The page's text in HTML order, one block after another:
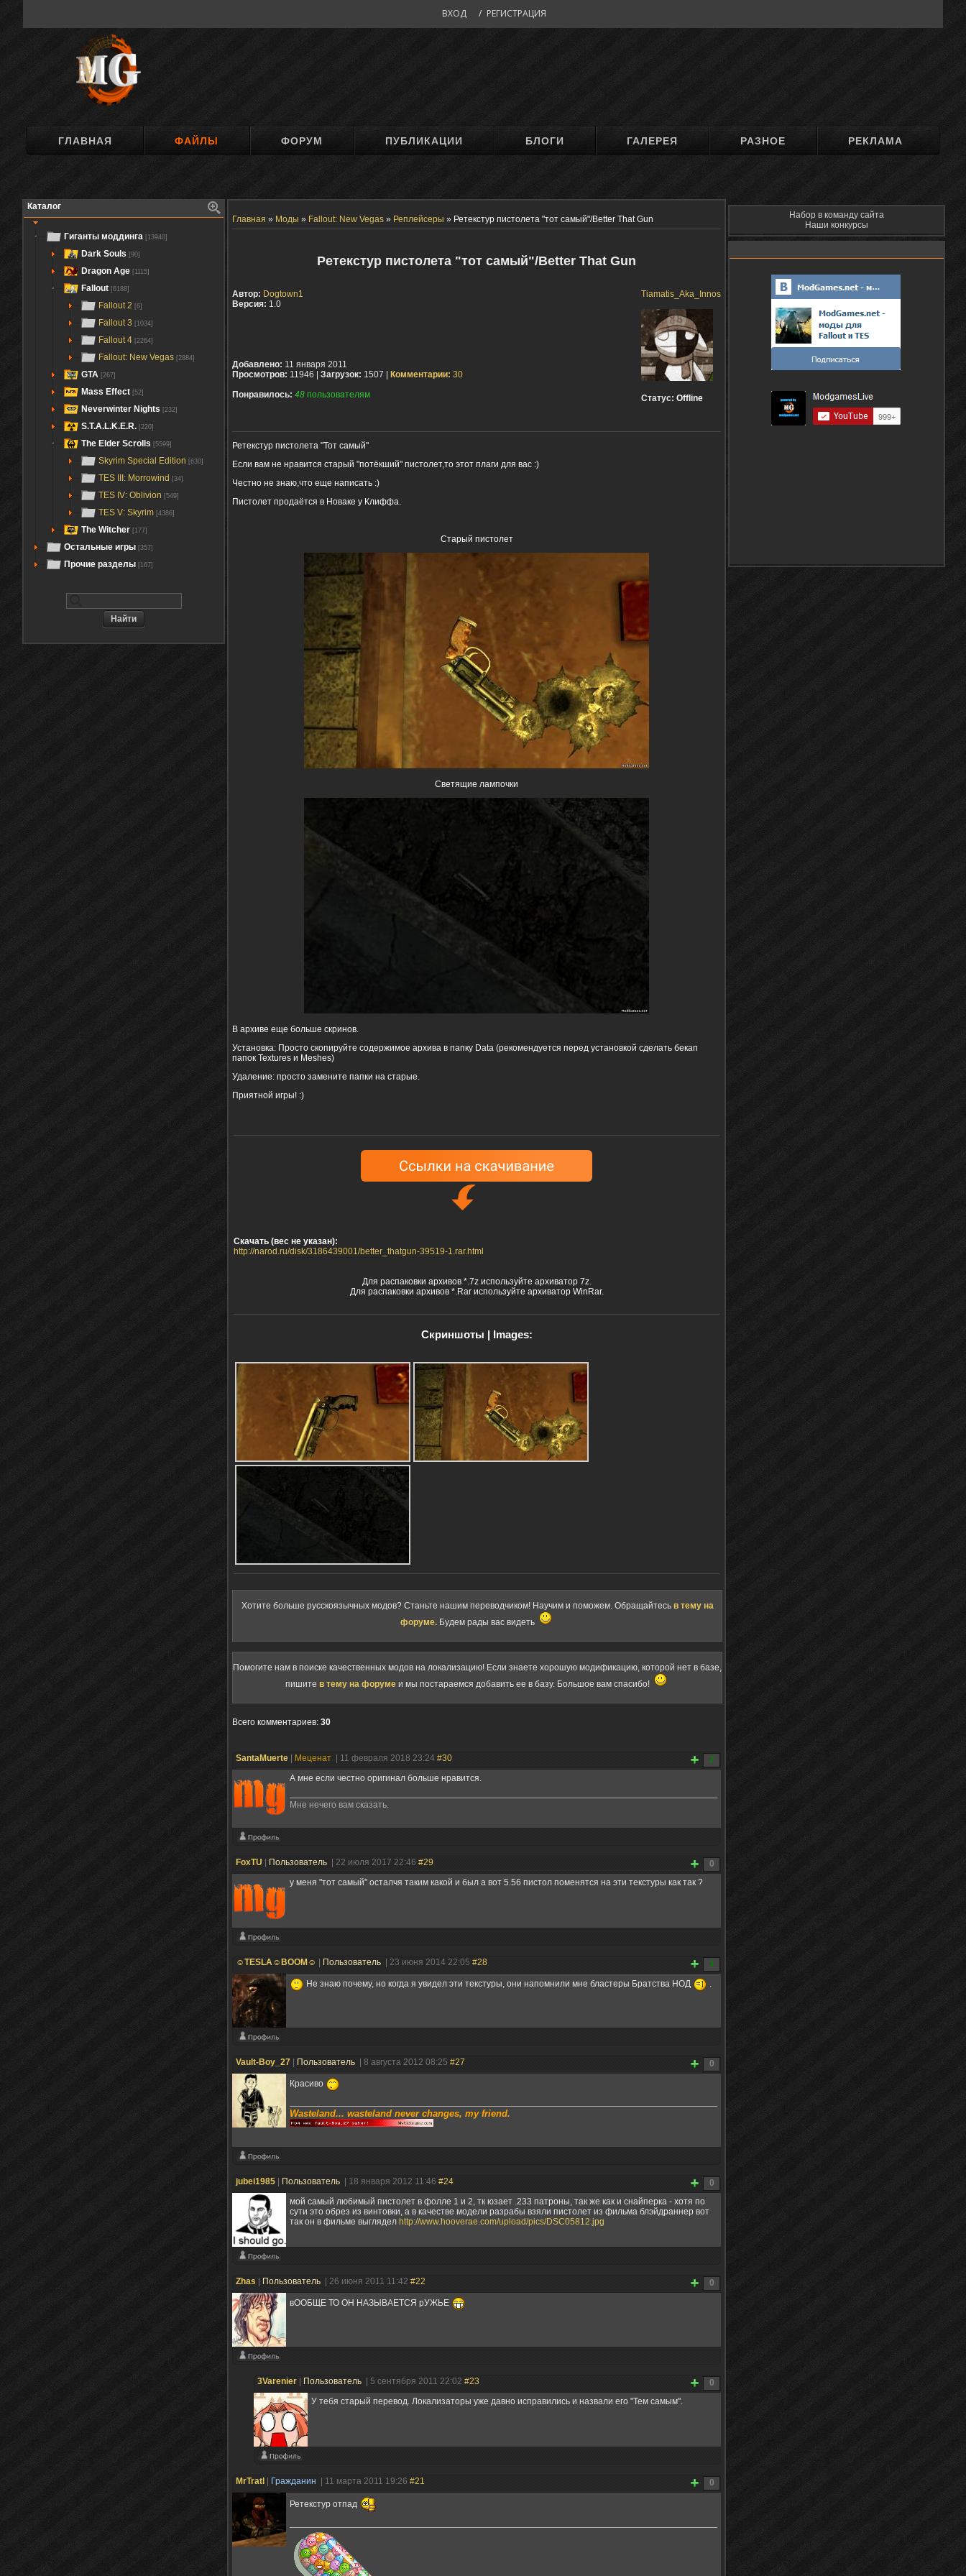
ВХОД / РЕГИСТРАЦИЯ
ГЛАВНАЯ ФАЙЛЫ ФОРУМ ПУБЛИКАЦИИ БЛОГИ ГАЛЕРЕЯ РАЗНОЕ РЕКЛАМА
Каталог
Гиганты моддинга [13940]
Dark Souls [90]
Dragon Age [1115]
Fallout [6188]
Fallout 2 [6]
Fallout 3 [1034]
Fallout 4 [2264]
Fallout: New Vegas [2884]
GTA [267]
Mass Effect [52]
Neverwinter Nights [232]
S.T.A.L.K.E.R. [220]
The Elder Scrolls [5599]
Skyrim Special Edition [630]
TES III: Morrowind [34]
TES IV: Oblivion [549]
TES V: Skyrim [4386]
The Witcher [177]
Остальные игры [357]
Прочие разделы [167]
Главная » Моды » Fallout: New Vegas » Реплейсеры » Ретекстур пистолета "тот самый"/Better That Gun
Ретекстур пистолета "тот самый"/Better That Gun
Tiamatis_Aka_Innos
Статус: Offline
Автор: Dogtown1
Версия: 1.0
Добавлено: 11 января 2011
Просмотров: 11946 | Загрузок: 1507 | Комментарии: 30
Понравилось: 48 пользователям
Ретекстур пистолета "Тот самый"
Если вам не нравится старый "потёкший" пистолет,то этот плаги для вас :)
Честно не знаю,что еще написать :)
Пистолет продаётся в Новаке у Клиффа.
Старый пистолет
Светящие лампочки
В архиве еще больше скринов.
Установка: Просто скопируйте содержимое архива в папку Data (рекомендуется перед установкой сделать бекап
папок Textures и Meshes)
Удаление: просто замените папки на старые.
Приятной игры! :)
Скачать (вес не указан):
http://narod.ru/disk/3186439001/better_thatgun-39519-1.rar.html
Для распаковки архивов *.7z используйте архиватор 7z.
Для распаковки архивов *.Rar используйте архиватор WinRar.
Скриншоты | Images:
Хотите больше русскоязычных модов? Станьте нашим переводчиком! Научим и поможем. Обращайтесь в тему на
форуме. Будем рады вас видеть
Помогите нам в поиске качественных модов на локализацию! Если знаете хорошую модификацию, которой нет в базе,
пишите в тему на форуме и мы постараемся добавить ее в базу. Большое вам спасибо!
Всего комментариев: 30
2
SantaMuerte Меценат | 11 февраля 2018 23:24 #30
А мне если честно оригинал больше нравится.
Мне нечего вам сказать.
0
FoxTU Пользователь | 22 июля 2017 22:46 #29
у меня "тот самый" осталчя таким какой и был а вот 5.56 пистол поменятся на эти текстуры как так ?
1
☺TESLA☺BOOM☺ Пользователь | 23 июня 2014 22:05 #28
Не знаю почему, но когда я увидел эти текстуры, они напомнили мне бластеры Братства НОД .
0
Vault-Boy_27 Пользователь | 8 августа 2012 08:25 #27
Красиво
Wasteland... wasteland never changes, my friend.
0
jubei1985 Пользователь | 18 января 2012 11:46 #24
мой самый любимый пистолет в фолле 1 и 2, тк юзает .233 патроны, так же как и снайперка - хотя по
сути это обрез из винтовки, а в качестве модели разрабы взяли пистолет из фильма блэйдраннер вот
так он в фильме выглядел http://www.hooverae.com/upload/pics/DSC05812.jpg
0
Zhas Пользователь | 26 июня 2011 11:42 #22
вООБЩЕ ТО ОН НАЗЫВАЕТСЯ рУЖЬЕ
0
3Varenier Пользователь | 5 сентября 2011 22:02 #23
У тебя старый перевод. Локализаторы уже давно исправились и назвали его "Тем самым".
0
MrTratl Гражданин | 11 марта 2011 19:26 #21
Ретекстур отпад
Набор в команду сайта
Наши конкурсы